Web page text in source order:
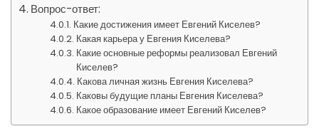
Вопрос-ответ:
Какие достижения имеет Евгений Киселев?
Какая карьера у Евгения Киселева?
Какие основные реформы реализовал Евгений
Киселев?
Какова личная жизнь Евгения Киселева?
Каковы будущие планы Евгения Киселева?
Какое образование имеет Евгений Киселев?